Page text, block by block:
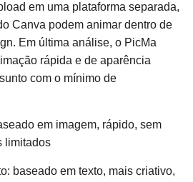
em uma plataforma separada,
Canva podem animar dentro de
Em última análise, o PicMa
rápida e de aparência
com o mínimo de
em imagem, rápido, sem
limitados
baseado em texto, mais criativo,